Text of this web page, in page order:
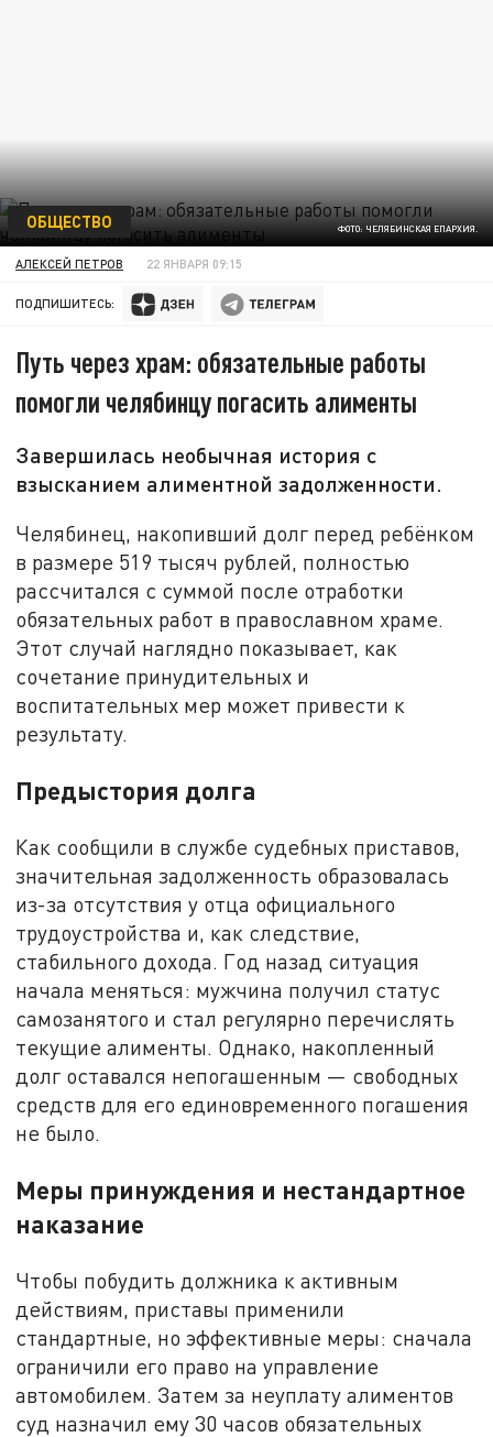
ФОТО: ЧЕЛЯБИНСКАЯ ЕПАРХИЯ.
ОБЩЕСТВО
АЛЕКСЕЙ ПЕТРОВ 22 ЯНВАРЯ 09:15
ПОДПИШИТЕСЬ:
Путь через храм: обязательные работы
помогли челябинцу погасить алименты
Завершилась необычная история с
взысканием алиментной задолженности.
Челябинец, накопивший долг перед ребёнком
в размере 519 тысяч рублей, полностью
рассчитался с суммой после отработки
обязательных работ в православном храме.
Этот случай наглядно показывает, как
сочетание принудительных и
воспитательных мер может привести к
результату.
Предыстория долга
Как сообщили в службе судебных приставов,
значительная задолженность образовалась
из-за отсутствия у отца официального
трудоустройства и, как следствие,
стабильного дохода. Год назад ситуация
начала меняться: мужчина получил статус
самозанятого и стал регулярно перечислять
текущие алименты. Однако, накопленный
долг оставался непогашенным — свободных
средств для его единовременного погашения
не было.
Меры принуждения и нестандартное
наказание
Чтобы побудить должника к активным
действиям, приставы применили
стандартные, но эффективные меры: сначала
ограничили его право на управление
автомобилем. Затем за неуплату алиментов
суд назначил ему 30 часов обязательных